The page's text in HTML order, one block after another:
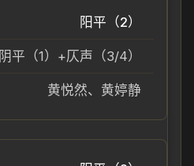
阳平（2）
阴平（1）+仄声（3/4）
黄悦然、黄婷静